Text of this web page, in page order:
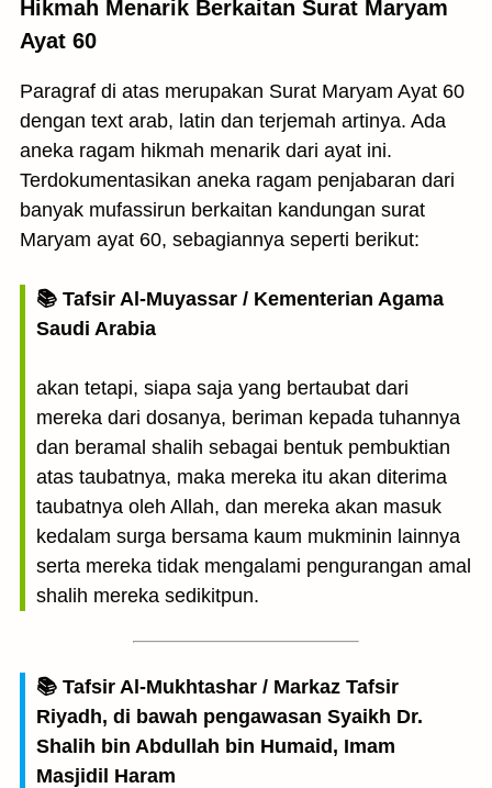
Hikmah Menarik Berkaitan Surat Maryam
Ayat 60
Paragraf di atas merupakan Surat Maryam Ayat 60
dengan text arab, latin dan terjemah artinya. Ada
aneka ragam hikmah menarik dari ayat ini.
Terdokumentasikan aneka ragam penjabaran dari
banyak mufassirun berkaitan kandungan surat
Maryam ayat 60, sebagiannya seperti berikut:
📚 Tafsir Al-Muyassar / Kementerian Agama
Saudi Arabia
akan tetapi, siapa saja yang bertaubat dari
mereka dari dosanya, beriman kepada tuhannya
dan beramal shalih sebagai bentuk pembuktian
atas taubatnya, maka mereka itu akan diterima
taubatnya oleh Allah, dan mereka akan masuk
kedalam surga bersama kaum mukminin lainnya
serta mereka tidak mengalami pengurangan amal
shalih mereka sedikitpun.
📚 Tafsir Al-Mukhtashar / Markaz Tafsir
Riyadh, di bawah pengawasan Syaikh Dr.
Shalih bin Abdullah bin Humaid, Imam
Masjidil Haram